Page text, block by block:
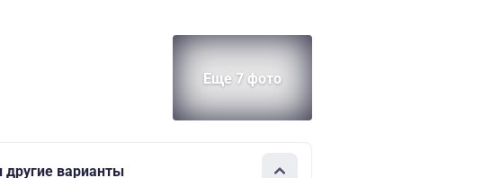
Еще 7 фото
другие варианты